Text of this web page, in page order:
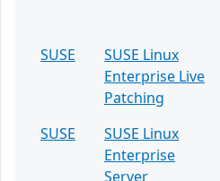
SUSE
SUSE Linux
Enterprise Live
Patching
SUSE
SUSE Linux
Enterprise
Server